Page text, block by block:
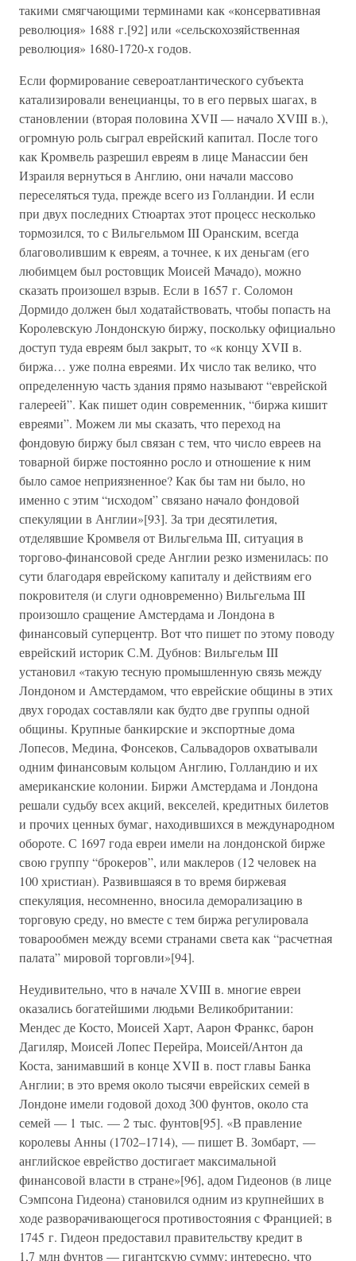
такими смягчающими терминами как «консервативная
революция» 1688 г.[92] или «сельскохозяйственная
революция» 1680-1720-х годов.
Если формирование североатлантического субъекта
катализировали венецианцы, то в его первых шагах, в
становлении (вторая половина XVII — начало XVIII в.),
огромную роль сыграл еврейский капитал. После того
как Кромвель разрешил евреям в лице Манассии бен
Израиля вернуться в Англию, они начали массово
переселяться туда, прежде всего из Голландии. И если
при двух последних Стюартах этот процесс несколько
тормозился, то с Вильгельмом III Оранским, всегда
благоволившим к евреям, а точнее, к их деньгам (его
любимцем был ростовщик Моисей Мачадо), можно
сказать произошел взрыв. Если в 1657 г. Соломон
Дормидо должен был ходатайствовать, чтобы попасть на
Королевскую Лондонскую биржу, поскольку официально
доступ туда евреям был закрыт, то «к концу XVII в.
биржа… уже полна евреями. Их число так велико, что
определенную часть здания прямо называют “еврейской
галереей”. Как пишет один современник, “биржа кишит
евреями”. Можем ли мы сказать, что переход на
фондовую биржу был связан с тем, что число евреев на
товарной бирже постоянно росло и отношение к ним
было самое неприязненное? Как бы там ни было, но
именно с этим “исходом” связано начало фондовой
спекуляции в Англии»[93]. За три десятилетия,
отделявшие Кромвеля от Вильгельма III, ситуация в
торгово-финансовой среде Англии резко изменилась: по
сути благодаря еврейскому капиталу и действиям его
покровителя (и слуги одновременно) Вильгельма III
произошло сращение Амстердама и Лондона в
финансовый суперцентр. Вот что пишет по этому поводу
еврейский историк С.М. Дубнов: Вильгельм III
установил «такую тесную промышленную связь между
Лондоном и Амстердамом, что еврейские общины в этих
двух городах составляли как будто две группы одной
общины. Крупные банкирские и экспортные дома
Лопесов, Медина, Фонсеков, Сальвадоров охватывали
одним финансовым кольцом Англию, Голландию и их
американские колонии. Биржи Амстердама и Лондона
решали судьбу всех акций, векселей, кредитных билетов
и прочих ценных бумаг, находившихся в международном
обороте. С 1697 года евреи имели на лондонской бирже
свою группу “брокеров”, или маклеров (12 человек на
100 христиан). Развившаяся в то время биржевая
спекуляция, несомненно, вносила деморализацию в
торговую среду, но вместе с тем биржа регулировала
товарообмен между всеми странами света как “расчетная
палата” мировой торговли»[94].
Неудивительно, что в начале XVIII в. многие евреи
оказались богатейшими людьми Великобритании:
Мендес де Косто, Моисей Харт, Аарон Франкс, барон
Дагиляр, Моисей Лопес Перейра, Моисей/Антон да
Коста, занимавший в конце XVII в. пост главы Банка
Англии; в это время около тысячи еврейских семей в
Лондоне имели годовой доход 300 фунтов, около ста
семей — 1 тыс. — 2 тыс. фунтов[95]. «В правление
королевы Анны (1702–1714), — пишет В. Зомбарт, —
английское еврейство достигает максимальной
финансовой власти в стране»[96], адом Гидеонов (в лице
Сэмпсона Гидеона) становился одним из крупнейших в
ходе разворачивающегося противостояния с Францией; в
1745 г. Гидеон предоставил правительству кредит в
1,7 млн фунтов — гигантскую сумму; интересно, что